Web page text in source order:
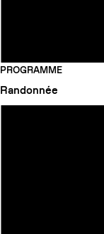
PROGRAMME
Randonnée